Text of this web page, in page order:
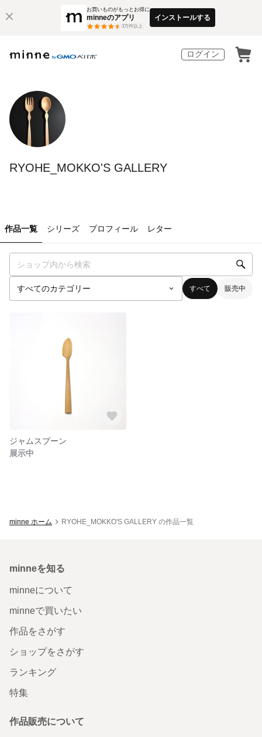
お買いものがもっとお得に
minneのアプリ
3万件以上
インストールする
ログイン
RYOHE_MOKKO'S GALLERY
作品一覧 シリーズ プロフィール レター
すべて 販売中
ジャムスプーン
展示中
minne ホーム RYOHE_MOKKO'S GALLERY の作品一覧
minneを知る
minneについて
minneで買いたい
作品をさがす
ショップをさがす
ランキング
特集
作品販売について